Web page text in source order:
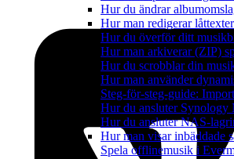
Hur du ändrar
Hur man redigerar
Hur du överför ditt
Hur man arkiverar (ZIP)
Hur du scrobblar din
Hur man använder
Steg-för-steg-guide:
Hur du ansluter Synology
Hur du ansluter NAS-
Hur man visar inbäddade
Spela offlinemusik i